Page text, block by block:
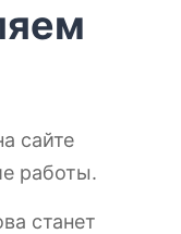
сайте
работы.
станет